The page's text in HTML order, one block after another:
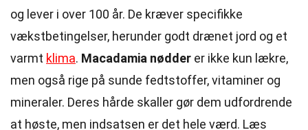
og lever i over 100 år. De kræver specifikke
vækstbetingelser, herunder godt drænet jord og et
varmt klima. Macadamia nødder er ikke kun lækre,
men også rige på sunde fedtstoffer, vitaminer og
mineraler. Deres hårde skaller gør dem udfordrende
at høste, men indsatsen er det hele værd. Læs